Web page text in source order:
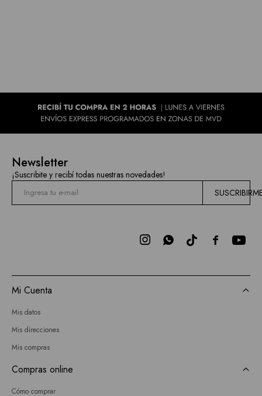
Newsletter
¡Suscribite y recibí todas nuestras novedades!

 
Mi Cuenta
Mis datos
Mis direcciones
Mis compras
Compras online
Cómo comprar